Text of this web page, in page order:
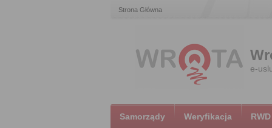
Strona Główna
e-
Samorządy Weryfikacja RWD